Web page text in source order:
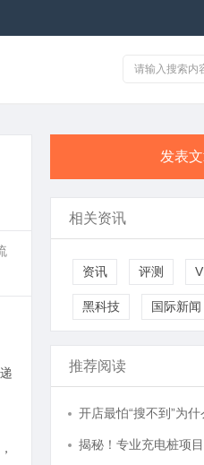
发表
相关资讯
资讯 评测
黑科技 国际新闻
推荐阅读